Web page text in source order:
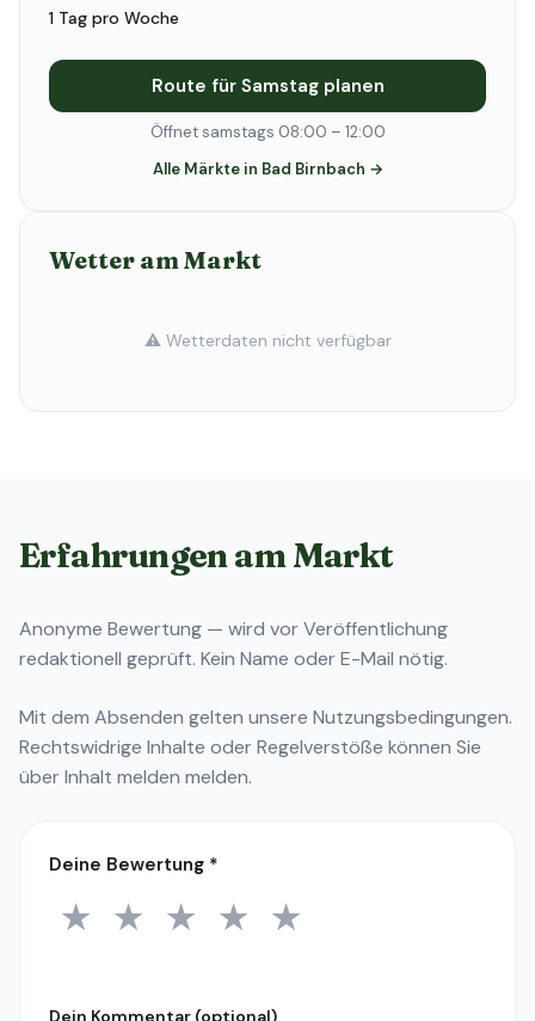
1 Tag pro Woche
Route für Samstag planen
Öffnet samstags 08:00 – 12:00
Alle Märkte in Bad Birnbach →
Wetter am Markt
⚠️ Wetterdaten nicht verfügbar
Erfahrungen am Markt
Anonyme Bewertung — wird vor Veröffentlichung
redaktionell geprüft. Kein Name oder E-Mail nötig.
Mit dem Absenden gelten unsere Nutzungsbedingungen.
Rechtswidrige Inhalte oder Regelverstöße können Sie
überInhalt melden melden.
Deine Bewertung *
1 Stern
★ 2 Sterne
★ 3 Sterne
★ 4 Sterne
★ 5 Sterne
★
Dein Kommentar (optional)